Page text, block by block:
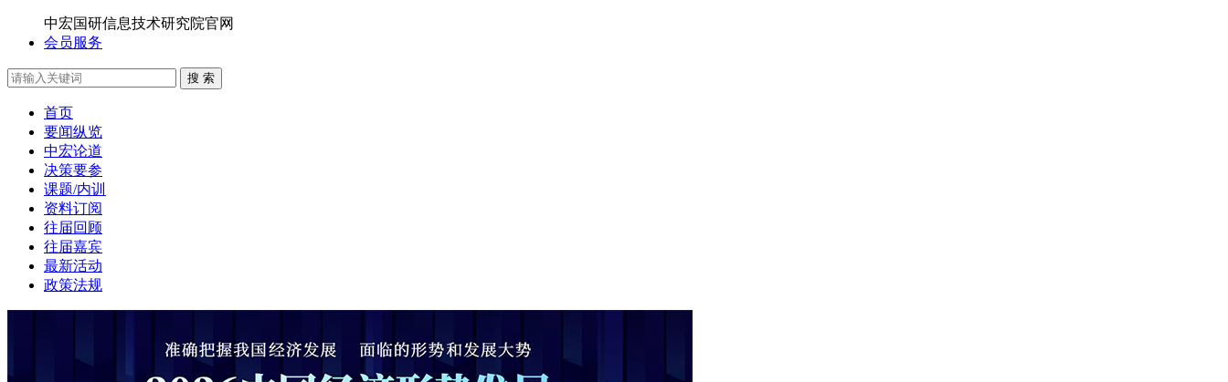
中宏国研信息技术研究院官网
会员服务
搜 索
首页
要闻纵览
中宏论道
决策要参
课题/内训
资料订阅
往届回顾
往届嘉宾
最新活动
政策法规